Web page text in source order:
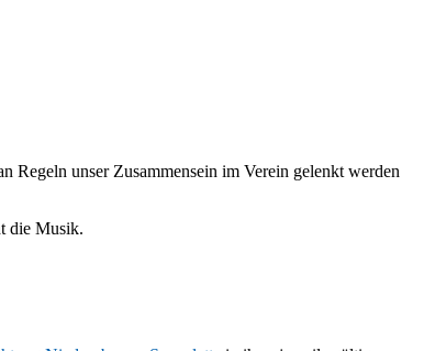
Regeln unser Zusammensein im Verein gelenkt werden
die Musik.